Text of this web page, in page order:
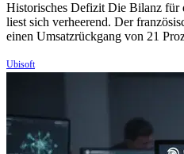
Historisches Defizit Die Bilanz für
liest sich verheerend. Der
einen Umsatzrückgang von 21
Ubisoft